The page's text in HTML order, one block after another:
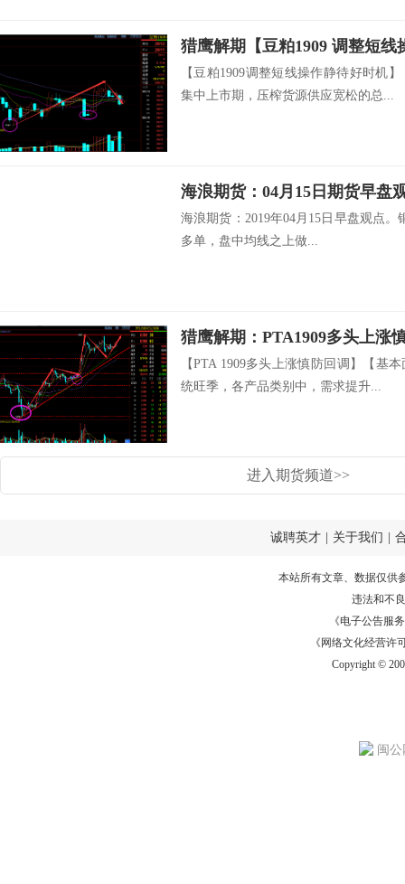
猎鹰解期【豆粕1909 调整短线
【豆粕1909调整短线操作静待好时机
集中上市期，压榨货源供应宽松的总...
海浪期货：04月15日期货早盘
海浪期货：2019年04月15日早盘观点。
多单，盘中均线之上做...
猎鹰解期：PTA1909多头上涨
【PTA 1909多头上涨慎防回调】【基
统旺季，各产品类别中，需求提升...
进入期货频道>>
诚聘英才 关于我们
本站所有文章、数据仅供
违法和不
《电子公告服务
《网络文化经营许
Copyright ©
闽公